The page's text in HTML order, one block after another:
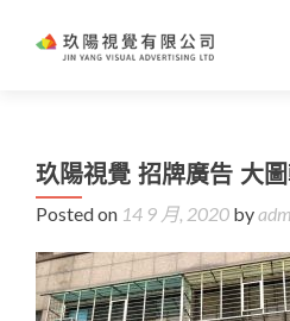
玖陽視覺 招牌廣告 大
Posted on 14 9 月, 2020 by